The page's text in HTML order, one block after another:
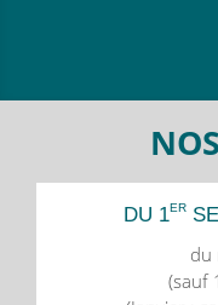
DU 1ER
du
(sauf